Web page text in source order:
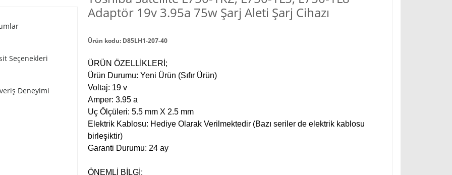
Seçenekleri
Deneyimi
Adaptör 19v 3.95a 75w Şarj Aleti Şarj Cihazı
Ürün kodu: D85LH1-207-40
ÜRÜN ÖZELLİKLERİ;
Ürün Durumu: Yeni Ürün (Sıfır Ürün)
Voltaj: 19 v
Amper: 3.95 a
Uç Ölçüleri: 5.5 mm X 2.5 mm
Elektrik Kablosu: Hediye Olarak Verilmektedir (Bazı seriler de elektrik kablosu
birleşiktir)
Garanti Durumu: 24 ay
ÖNEMLİ BİLGİ;